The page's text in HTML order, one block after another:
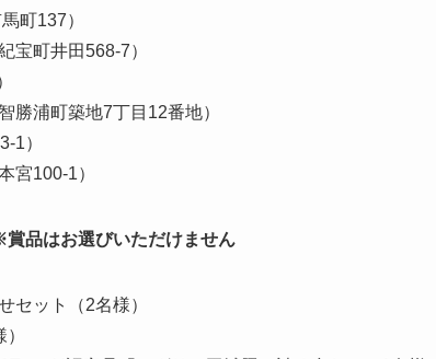
町137）
宝町井田568-7）
浦町築地7丁目12番地）
1）
宮100-1）
品はお選びいただけません
セット（2名様）